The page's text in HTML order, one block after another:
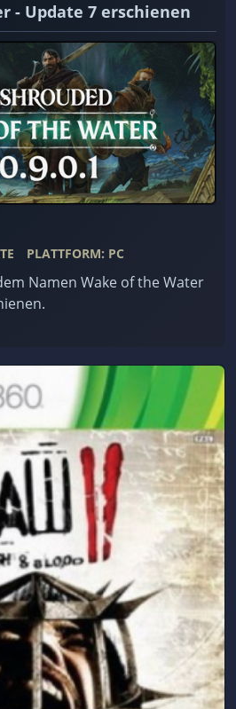
- Update 7 erschienen
PLATTFORM: PC
Namen Wake of the Water